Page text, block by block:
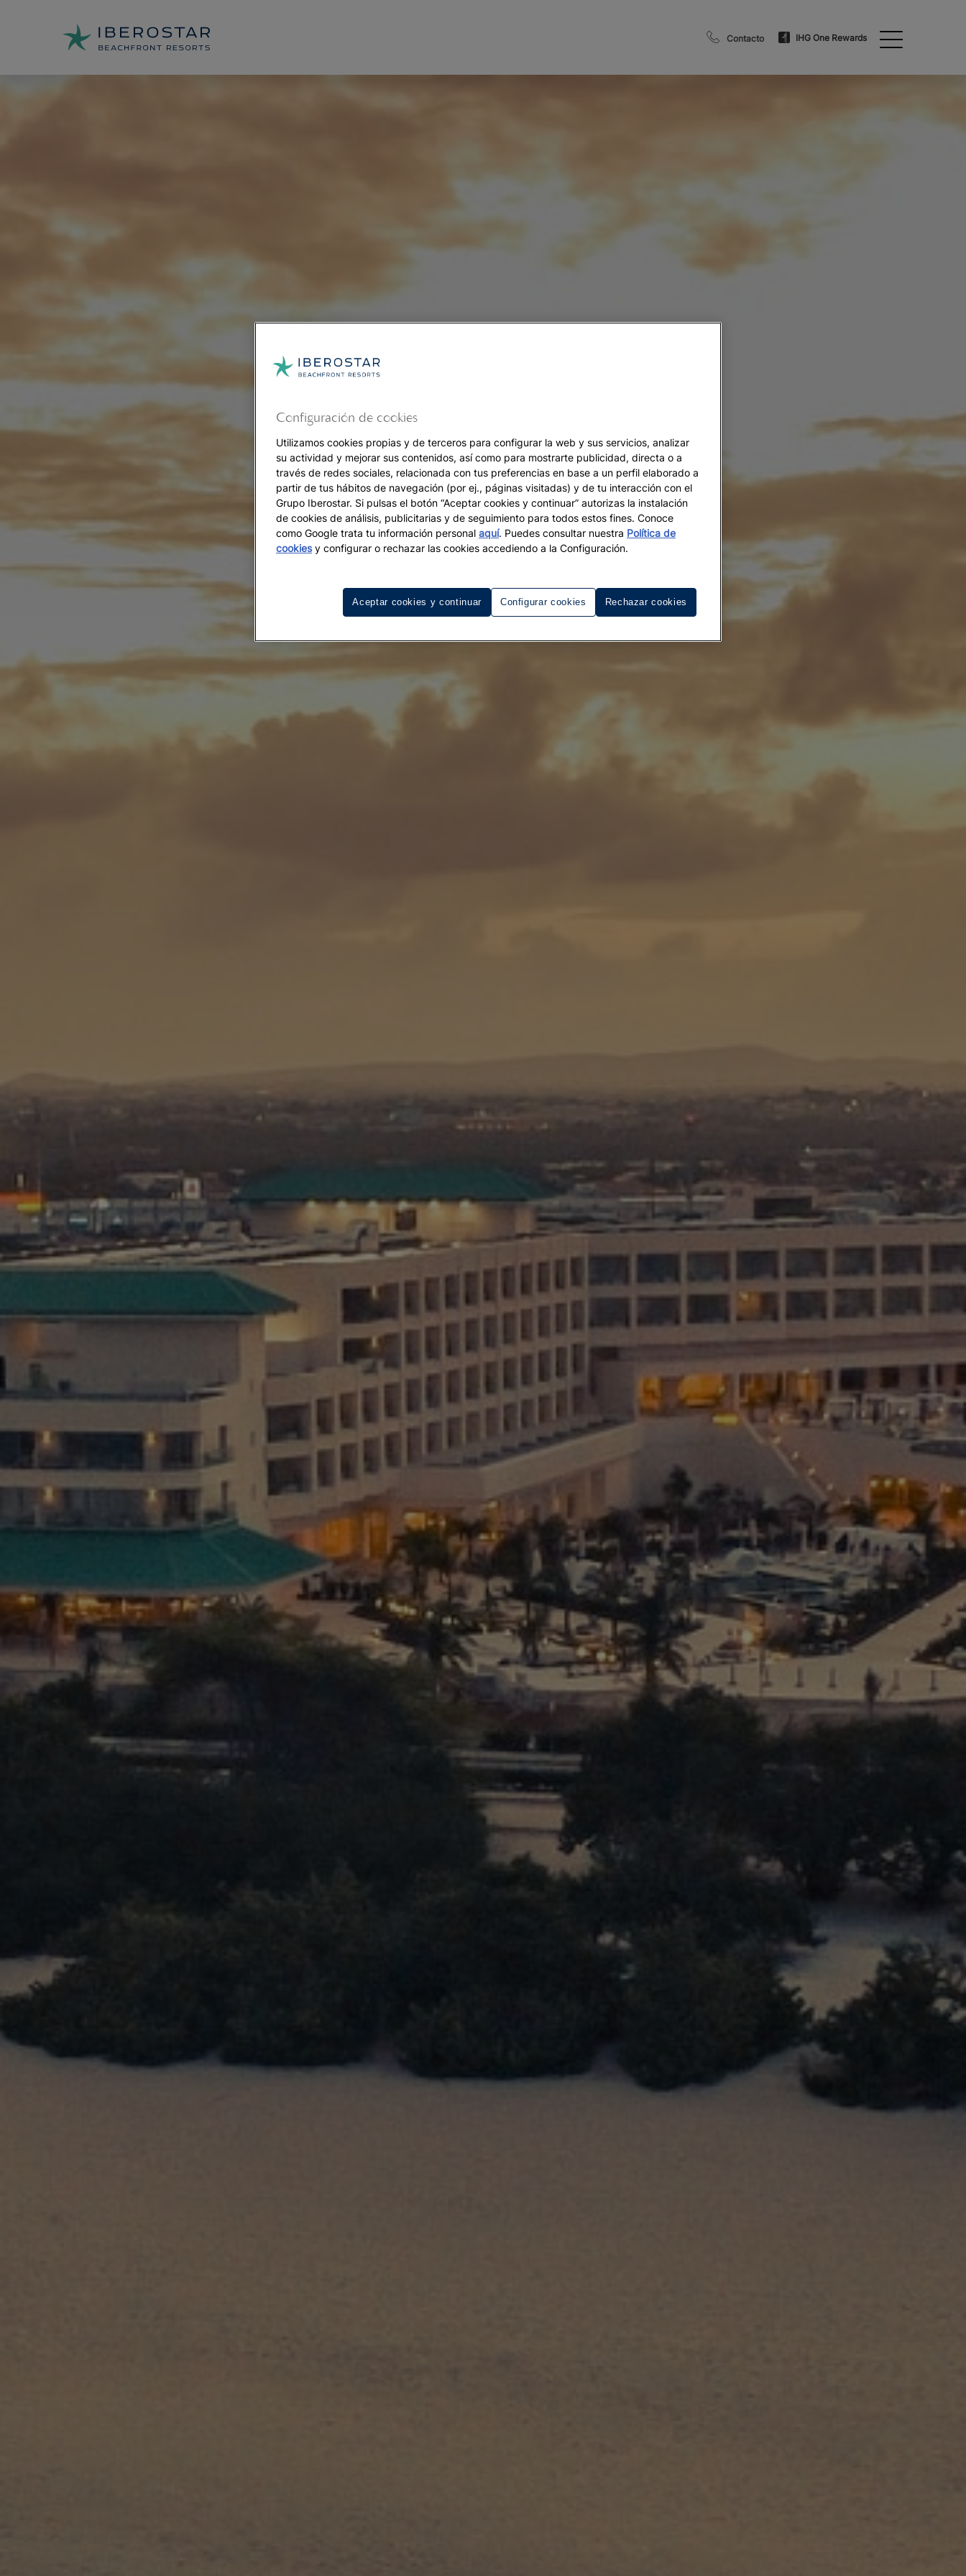
Contacto IHG One Rewards
Configuración de cookies
Utilizamos cookies propias y de terceros para configurar la web y sus servicios, analizar
su actividad y mejorar sus contenidos, así como para mostrarte publicidad, directa o a
través de redes sociales, relacionada con tus preferencias en base a un perfil elaborado a
partir de tus hábitos de navegación (por ej., páginas visitadas) y de tu interacción con el
Grupo Iberostar. Si pulsas el botón “Aceptar cookies y continuar” autorizas la instalación
de cookies de análisis, publicitarias y de seguimiento para todos estos fines. Conoce
como Google trata tu información personal aquí. Puedes consultar nuestra Política de
cookiesy configurar o rechazar las cookies accediendo a la Configuración.
Configurar cookies Rechazar cookies
Aceptar cookies y continuar